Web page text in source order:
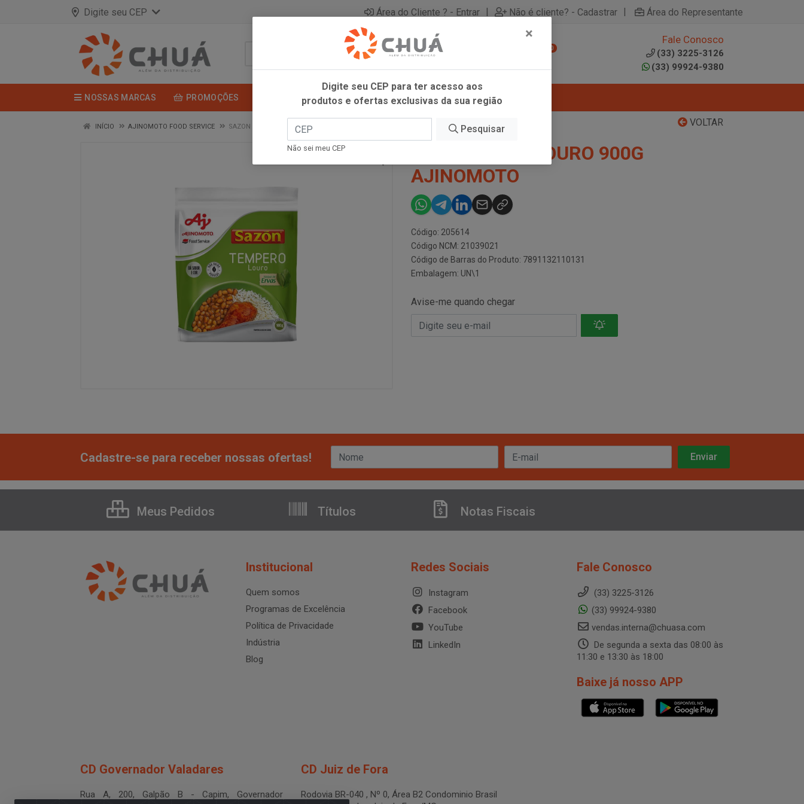
Digite seu CEP Área do Cliente ? - Entrar | Não é cliente? - Cadastrar | Área do Representante
0
Fale Conosco
(33) 3225-3126
(33) 99924-9380
NOSSAS MARCAS PROMOÇÕES
VOLTAR
INÍCIO AJINOMOTO FOOD SERVICE SAZON TEMP LOURO 900G AJINOMOTO
SAZON TEMP LOURO 900G
AJINOMOTO
Código: 205614
Código NCM: 21039021
Código de Barras do Produto: 7891132110131
Embalagem: UN\1
Avise-me quando chegar
Cadastre-se para receber nossas ofertas!
Meus Pedidos Títulos Notas Fiscais
Institucional
Quem somos
Programas de Excelência
Política de Privacidade
Indústria
Blog
Redes Sociais
Instagram
Facebook
YouTube
LinkedIn
Fale Conosco
(33) 3225-3126
(33) 99924-9380
vendas.interna@chuasa.com
De segunda a sexta das 08:00 às
11:30 e 13:30 às 18:00
Baixe já nosso APP
CD Governador Valadares
Rua A, 200, Galpão B - Capim, Governador
CD Juiz de Fora
Rodovia BR-040 , Nº 0, Área B2 Condominio Brasil
×
Digite seu CEP para ter acesso aos
produtos e ofertas exclusivas da sua região
Pesquisar
Não sei meu CEP